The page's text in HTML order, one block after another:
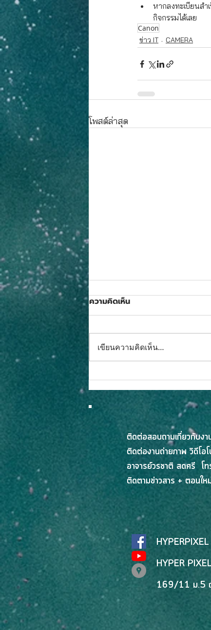
หากลงทะเบียนส
กิจกรรมได้เลย
Canon
ข่าว IT CAMERA
โพสต์ล่าสุด
BASE Playhouse ถอดรหัส
กลยุทธ์ People
Transformationพาองค์กรยุค
ใหม่ฝ่า 4 กับดักยุค AI ในงาน
“OPEN HOUSE: BASE
Kickstarter 2026”
ความคิดเห็น
เขียนความคิดเห็น…
ติดต่อสอบถามเกี่ยวกับง
ติดต่องานถ่ายภาพ วิดีโอ
อาจารย์วรชาติ สดศรี โท
ติดตามข่าวสาร + ตอนให
HYPERPIXEL
HYPER
169/11 ม.5 ถ